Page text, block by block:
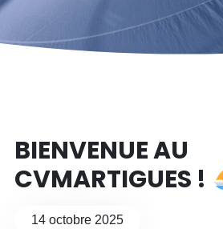
BIENVENUE AU
CVMARTIGUES !
14 octobre 2025